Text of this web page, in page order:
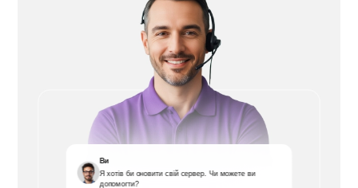
Ви
Я хотів би оновити свій сервер. Чи можете ви
допомогти?